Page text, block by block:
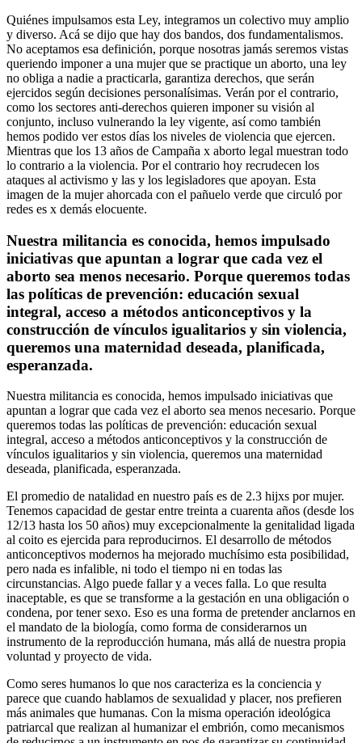
Quiénes impulsamos esta Ley, integramos un colectivo muy amplio
y diverso. Acá se dijo que hay dos bandos, dos fundamentalismos.
No aceptamos esa definición, porque nosotras jamás seremos vistas
queriendo imponer a una mujer que se practique un aborto, una ley
no obliga a nadie a practicarla, garantiza derechos, que serán
ejercidos según decisiones personalísimas. Verán por el contrario,
como los sectores anti-derechos quieren imponer su visión al
conjunto, incluso vulnerando la ley vigente, así como también
hemos podido ver estos días los niveles de violencia que ejercen.
Mientras que los 13 años de Campaña x aborto legal muestran todo
lo contrario a la violencia. Por el contrario hoy recrudecen los
ataques al activismo y las y los legisladores que apoyan. Esta
imagen de la mujer ahorcada con el pañuelo verde que circuló por
redes es x demás elocuente.
Nuestra militancia es conocida, hemos impulsado
iniciativas que apuntan a lograr que cada vez el
aborto sea menos necesario. Porque queremos todas
las políticas de prevención: educación sexual
integral, acceso a métodos anticonceptivos y la
construcción de vínculos igualitarios y sin violencia,
queremos una maternidad deseada, planificada,
esperanzada.
Nuestra militancia es conocida, hemos impulsado iniciativas que
apuntan a lograr que cada vez el aborto sea menos necesario. Porque
queremos todas las políticas de prevención: educación sexual
integral, acceso a métodos anticonceptivos y la construcción de
vínculos igualitarios y sin violencia, queremos una maternidad
deseada, planificada, esperanzada.
El promedio de natalidad en nuestro país es de 2.3 hijxs por mujer.
Tenemos capacidad de gestar entre treinta a cuarenta años (desde los
12/13 hasta los 50 años) muy excepcionalmente la genitalidad ligada
al coito es ejercida para reproducirnos. El desarrollo de métodos
anticonceptivos modernos ha mejorado muchísimo esta posibilidad,
pero nada es infalible, ni todo el tiempo ni en todas las
circunstancias. Algo puede fallar y a veces falla. Lo que resulta
inaceptable, es que se transforme a la gestación en una obligación o
condena, por tener sexo. Eso es una forma de pretender anclarnos en
el mandato de la biología, como forma de considerarnos un
instrumento de la reproducción humana, más allá de nuestra propia
voluntad y proyecto de vida.
Como seres humanos lo que nos caracteriza es la conciencia y
parece que cuando hablamos de sexualidad y placer, nos prefieren
más animales que humanas. Con la misma operación ideológica
patriarcal que realizan al humanizar el embrión, como mecanismos